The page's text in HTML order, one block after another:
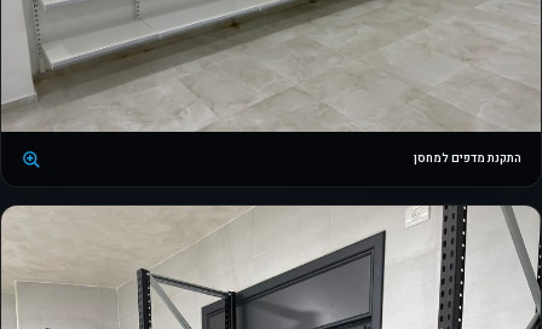
התקנת מדפים למחסן